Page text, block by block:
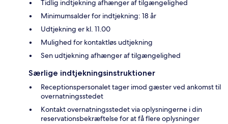
Tidlig indtjekning afhænger af tilgængelighed
Minimumsalder for indtjekning: 18 år
Udtjekning er kl. 11.00
Mulighed for kontaktløs udtjekning
Sen udtjekning afhænger af tilgængelighed
Særlige indtjekningsinstruktioner
Receptionspersonalet tager imod gæster ved ankomst til
overnatningsstedet
Kontakt overnatningsstedet via oplysningerne i din
reservationsbekræftelse for at få flere oplysninger